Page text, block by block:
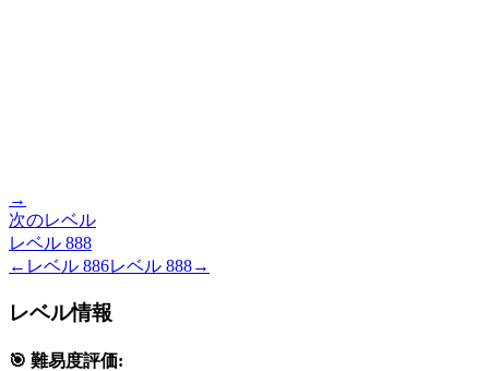
→
次のレベル
レベル 888
← レベル 886レベル 888→
レベル情報
🎯 難易度評価: